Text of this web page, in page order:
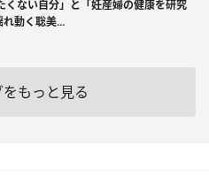
くない自分」と「妊産婦の健康を研究
動く聡美...
もっと見る